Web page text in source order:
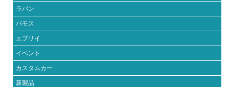
ラパン
バモス
エブリイ
イベント
カスタムカー
新製品